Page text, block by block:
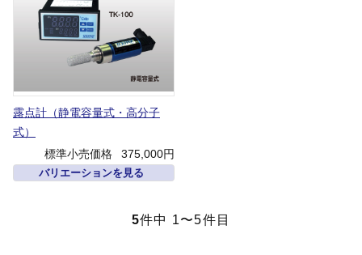
露点計（静電容量式・高分子
式）
標準小売価格
375,000円
バリエーションを見る
5件中 1〜5件目